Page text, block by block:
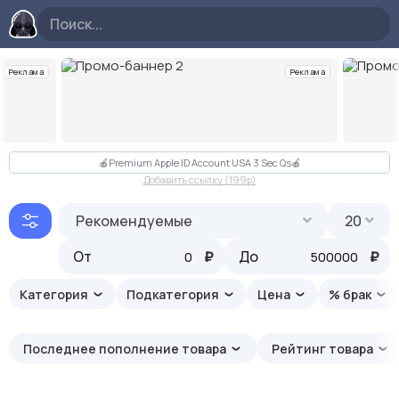
Реклама Реклама
Слайд 2 из 10
🍎Premium Apple ID Account USA 3 Sec Qs🍎
Добавить ссылку (199p)
Рекомендуемые
От
₽ До ₽
20
Категория Подкатегория Цена % брак
Последнее пополнение товара Рейтинг товара